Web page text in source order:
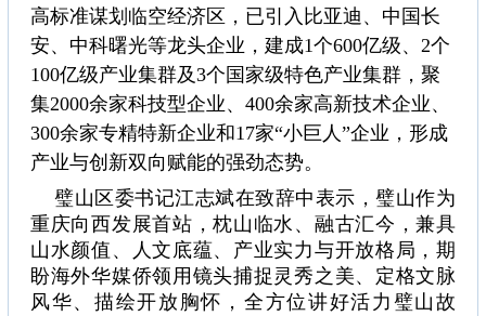
高标准谋划临空经济区，已引入比亚迪、中国长
安、中科曙光等龙头企业，建成1个600亿级、2个
100亿级产业集群及3个国家级特色产业集群，聚
集2000余家科技型企业、400余家高新技术企业、
300余家专精特新企业和17家“小巨人”企业，形成
产业与创新双向赋能的强劲态势。
璧山区委书记江志斌在致辞中表示，璧山作为
重庆向西发展首站，枕山临水、融古汇今，兼具
山水颜值、人文底蕴、产业实力与开放格局，期
盼海外华媒侨领用镜头捕捉灵秀之美、定格文脉
风华、描绘开放胸怀，全方位讲好活力璧山故